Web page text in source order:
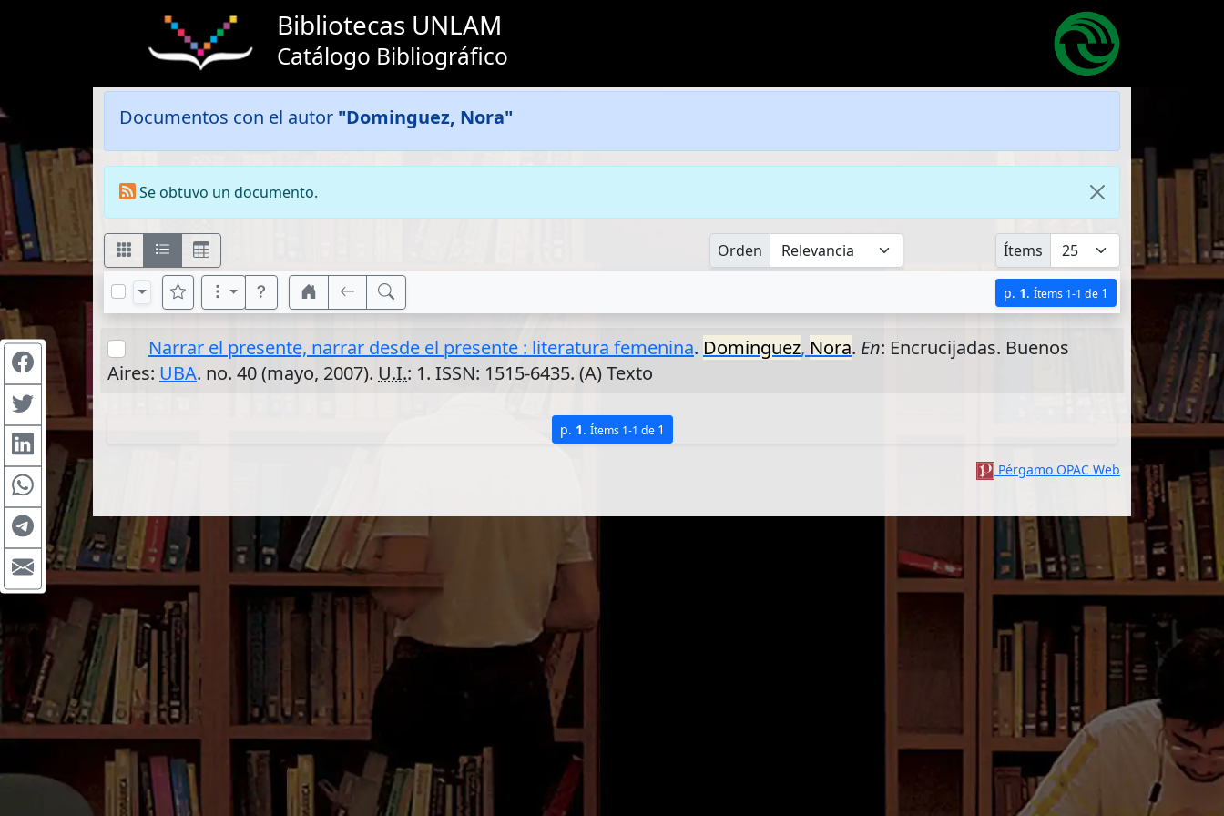
Bibliotecas UNLAM
Catálogo Bibliográfico
Documentos con el autor "Dominguez, Nora"
Se obtuvo un documento.
Orden Ítems
p. 1. Ítems 1-1 de 1
Narrar el presente, narrar desde el presente : literatura femenina. Dominguez, Nora. En: Encrucijadas. Buenos
Aires: UBA. no. 40 (mayo, 2007). U.I.: 1. ISSN: 1515-6435. (A) Texto
p. 1. Ítems 1-1 de 1
Pérgamo OPAC Web